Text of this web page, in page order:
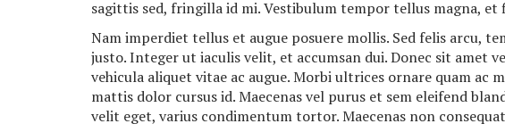
sagittis sed, fringilla id mi. Vestibulum tempor tellus magna, et
Nam imperdiet tellus et augue posuere mollis. Sed felis arcu,
justo. Integer ut iaculis velit, et accumsan dui. Donec sit amet
vehicula aliquet vitae ac augue. Morbi ultrices ornare quam ac
mattis dolor cursus id. Maecenas vel purus et sem eleifend
velit eget, varius condimentum tortor. Maecenas non